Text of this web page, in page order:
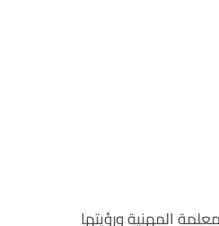
المهنية ورؤيتها